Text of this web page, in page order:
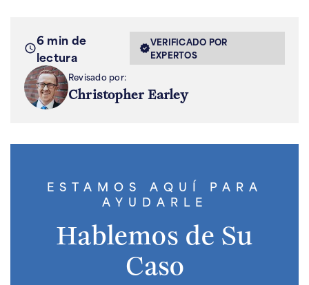
6 min de
lectura
VERIFICADO POR
EXPERTOS
Revisado por:
Christopher Earley
ESTAMOS AQUÍ PARA
AYUDARLE
Hablemos de Su
Caso